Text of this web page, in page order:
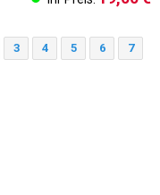
3 4 5 6 7